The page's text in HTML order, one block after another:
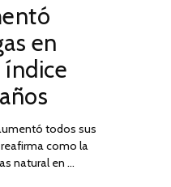
2025
en
índice
todos sus
como la
natural en …